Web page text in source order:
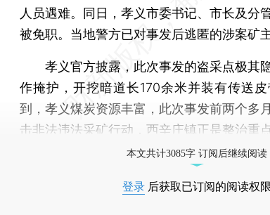
人员遇难。同日，孝义市委书记、市长及分
被免职。当地警方已对事发后逃匿的涉案矿
孝义官方披露，此次事发的盗采点极其
作掩护，开挖暗道长170余米并装有传送
到，孝义煤炭资源丰富，此次事发前两个多
击非法违法采矿行动，西辛庄镇正是整治重点
本文共计3085字 订阅后继续阅读
登录 后获取已订阅的阅读权限